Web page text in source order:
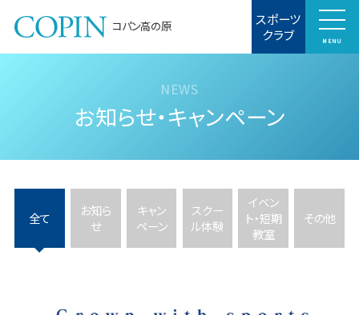
コパン高の原 スポーツ
クラブ MENU
お知らせ・キャンペーン
全て
お知ら
せ
キャン
ペーン
スクー
ル体験
イベン
ト・短期
教室
その他